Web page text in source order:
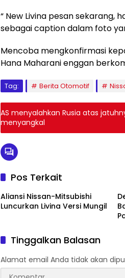
“ New Livina pesan sekarang,
sebagai caption dalam foto
Mencoba mengkonfirmasi
Hana Maharani enggan
Tag: Berita Otomotif
AS menyalahkan Rusia atas
menyangkal
Pos Terkait
Aliansi Nissan-Mitsubishi
Luncurkan Livina Versi Mungil
Tinggalkan Balasan
Alamat email Anda tidak akan